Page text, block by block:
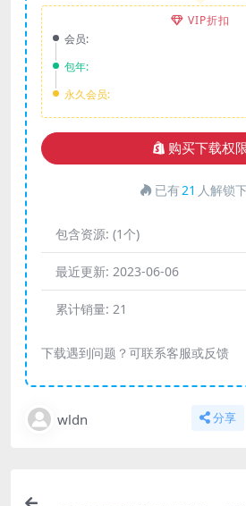
VIP折扣
会员:
包年:
永久会员:
购买下载权
已有21 人解锁
包含资源: (1个)
最近更新: 2023-06-06
累计销量: 21
下载遇到问题？可联系客服或反馈
wldn 分享